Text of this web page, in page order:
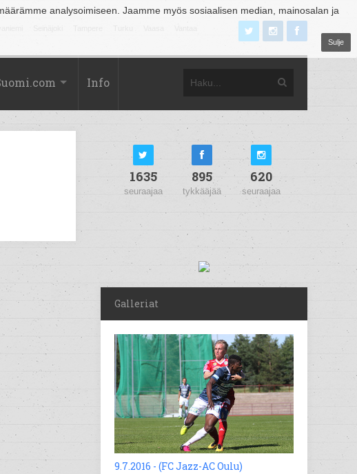
analysoimiseen. Jaamme myös sosiaalisen median, mainosalan ja
Sulje
Info
1635
seuraajaa
895
tykkääjää
620
seuraajaa
Galleriat
9.7.2016 - (FC Jazz-AC Oulu)